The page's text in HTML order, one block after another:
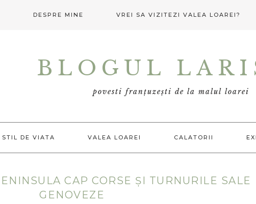
DESPRE MINE VREI SA VIZITEZI VALEA LOAREI?
BLOGUL
povesti franțuzești de la malul loarei
STIL DE VIATA VALEA LOAREI CALATORII
CAP CORSE ȘI TURNURILE SALE
GENOVEZE